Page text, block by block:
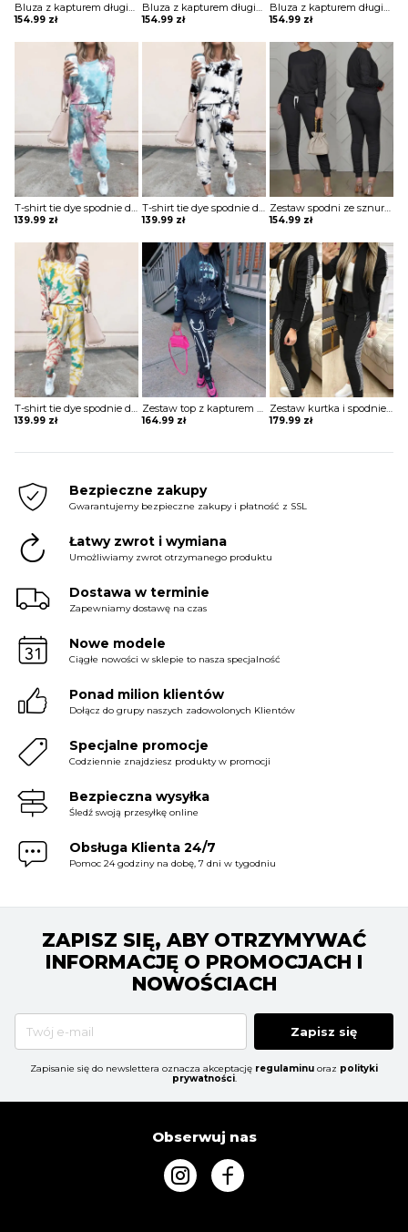
Bluza z kapturem długim rękawem i spodnie wysokim stanem prostą kieszenią komplet Pet
154.99 zł
Bluza z kapturem długim rękawem i spodnie wysokim stanem prostą kieszenią komplet Pet
154.99 zł
Bluza z kapturem długim rękawem i spodnie wysokim stanem prostą kieszenią komplet Pet
154.99 zł
T-shirt tie dye spodnie dwuczęściowe homewear komplet Jolantha
139.99 zł
T-shirt tie dye spodnie dwuczęściowe homewear komplet Jolantha
139.99 zł
Zestaw spodni ze sznurkiem z długim rękawem i kieszenią komplet Anghard
154.99 zł
T-shirt tie dye spodnie dwuczęściowe homewear komplet Jolantha
139.99 zł
Zestaw top z kapturem i sznurkiem do spodni nadrukiem literami kreskówek komplet Norah
164.99 zł
Zestaw kurtka i spodnie ze sznurkiem w kontrastową kratę komplet Harrieth
179.99 zł
Bezpieczne zakupy
Gwarantujemy bezpieczne zakupy i płatność z SSL
Łatwy zwrot i wymiana
Umożliwiamy zwrot otrzymanego produktu
Dostawa w terminie
Zapewniamy dostawę na czas
Nowe modele
Ciągłe nowości w sklepie to nasza specjalność
Ponad milion klientów
Dołącz do grupy naszych zadowolonych Klientów
Specjalne promocje
Codziennie znajdziesz produkty w promocji
Bezpieczna wysyłka
Śledź swoją przesyłkę online
Obsługa Klienta 24/7
Pomoc 24 godziny na dobę, 7 dni w tygodniu
ZAPISZ SIĘ, ABY OTRZYMYWAĆ
INFORMACJĘ O PROMOCJACH I
NOWOŚCIACH
Zapisz się
Zapisanie się do newslettera oznacza akceptację regulaminu oraz polityki
prywatności.
Obserwuj nas